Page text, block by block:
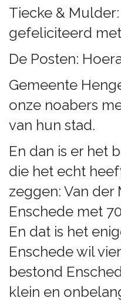
Tiecke &
gefeliciteerd met
De Posten:
Gemeente
onze noabers
van hun stad.
En dan is er het
die het echt
zeggen: Van
Enschede met
En dat is het
Enschede wil
bestond
klein en